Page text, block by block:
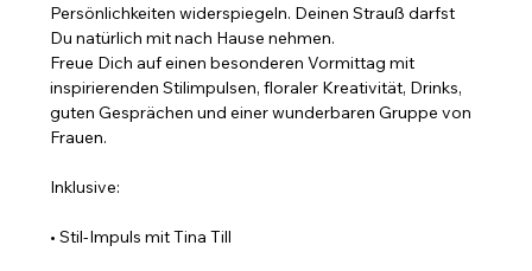
Persönlichkeiten widerspiegeln. Deinen Strauß darfst
Du natürlich mit nach Hause nehmen.
Freue Dich auf einen besonderen Vormittag mit
inspirierenden Stilimpulsen, floraler Kreativität, Drinks,
guten Gesprächen und einer wunderbaren Gruppe von
Frauen.
Inklusive:
• Stil-Impuls mit Tina Till